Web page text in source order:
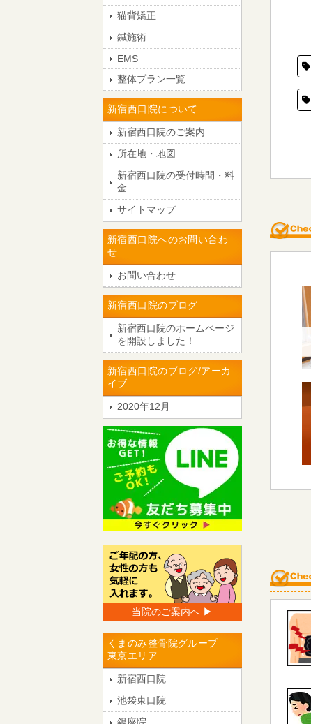
猫背矯正
鍼施術
EMS
整体プラン一覧
新宿西口院について
新宿西口院のご案内
所在地・地図
新宿西口院の受付時間・料
金
サイトマップ
新宿西口院へのお問い合わ
せ
お問い合わせ
新宿西口院のブログ
新宿西口院のホームページ
を開設しました！
新宿西口院のブログ/アーカ
イブ
2020年12月
当院のご案内へ ▶︎
くまのみ整骨院グループ
東京エリア
新宿西口院
池袋東口院